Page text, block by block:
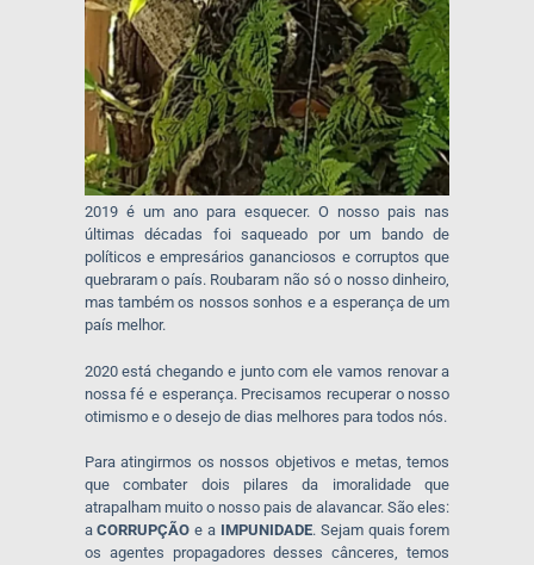
2019 é um ano para esquecer. O nosso pais nas
últimas décadas foi saqueado por um bando de
políticos e empresários gananciosos e corruptos que
quebraram o país. Roubaram não só o nosso dinheiro,
mas também os nossos sonhos e a esperança de um
país melhor.
2020 está chegando e junto com ele vamos renovar a
nossa fé e esperança. Precisamos recuperar o nosso
otimismo e o desejo de dias melhores para todos nós.
Para atingirmos os nossos objetivos e metas, temos
que combater dois pilares da imoralidade que
atrapalham muito o nosso pais de alavancar. São eles:
aCORRUPÇÃO e a IMPUNIDADE. Sejam quais forem
os agentes propagadores desses cânceres, temos